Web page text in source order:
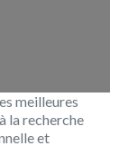
meilleures
la recherche
et